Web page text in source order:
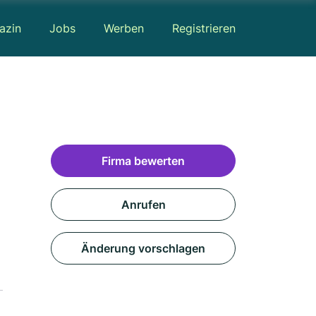
Jobs Werben Registrieren
Firma bewerten
Anrufen
Änderung vorschlagen